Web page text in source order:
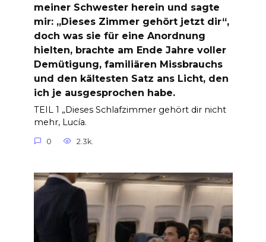
meiner Schwester herein und sagte
mir: „Dieses Zimmer gehört jetzt dir“,
doch was sie für eine Anordnung
hielten, brachte am Ende Jahre voller
Demütigung, familiären Missbrauchs
und den kältesten Satz ans Licht, den
ich je ausgesprochen habe.
TEIL 1 „Dieses Schlafzimmer gehört dir nicht
mehr, Lucía.
0 2.3k.